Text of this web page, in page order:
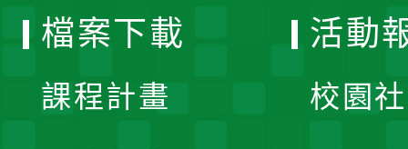
檔案下載
課程計畫
活動
校園